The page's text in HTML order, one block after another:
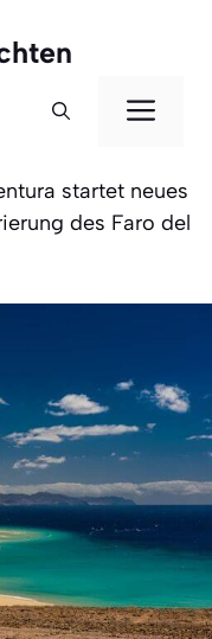
startet neues
des Faro del